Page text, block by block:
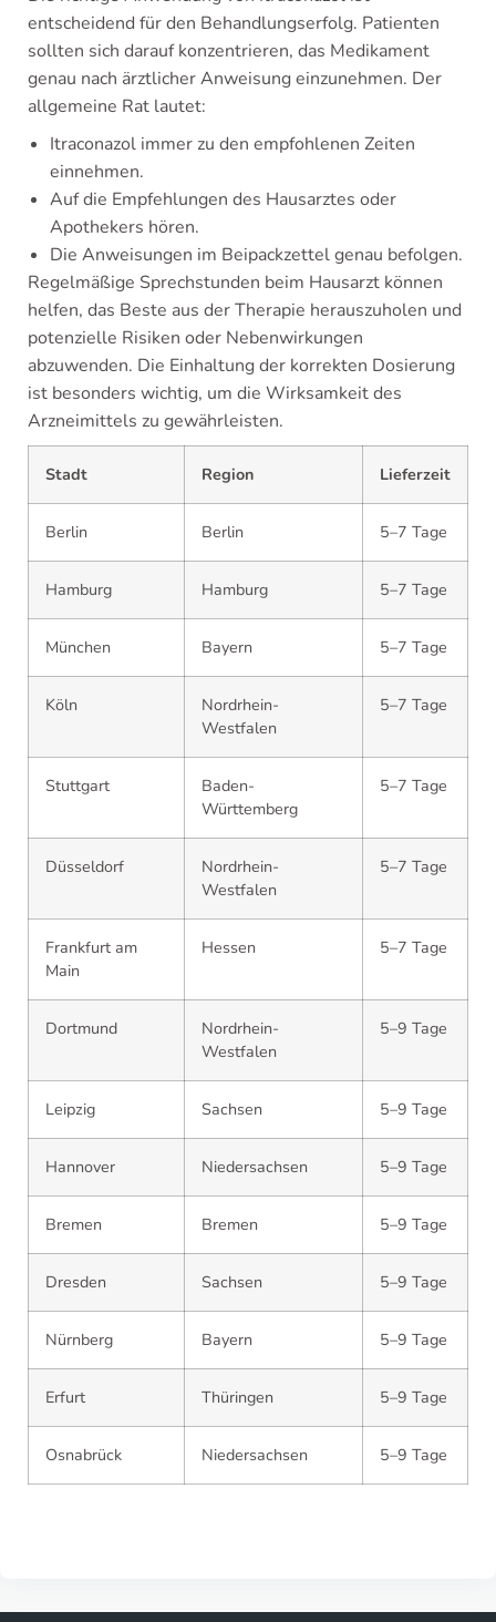
entscheidend für den Behandlungserfolg. Patienten
sollten sich darauf konzentrieren, das Medikament
genau nach ärztlicher Anweisung einzunehmen. Der
allgemeine Rat lautet:
Itraconazol immer zu den empfohlenen Zeiten
einnehmen.
Auf die Empfehlungen des Hausarztes oder
Apothekers hören.
Die Anweisungen im Beipackzettel genau befolgen.
Regelmäßige Sprechstunden beim Hausarzt können
helfen, das Beste aus der Therapie herauszuholen und
potenzielle Risiken oder Nebenwirkungen
abzuwenden. Die Einhaltung der korrekten Dosierung
ist besonders wichtig, um die Wirksamkeit des
Arzneimittels zu gewährleisten.
Stadt Region Lieferzeit
Berlin Berlin 5–7 Tage
Hamburg Hamburg 5–7 Tage
München Bayern 5–7 Tage
Köln
Nordrhein-
Westfalen
5–7 Tage
Stuttgart
Baden-
Württemberg
5–7 Tage
Düsseldorf
Nordrhein-
Westfalen
5–7 Tage
Frankfurt am
Main
Hessen 5–7 Tage
Dortmund
Nordrhein-
Westfalen
5–9 Tage
Leipzig Sachsen 5–9 Tage
Hannover Niedersachsen 5–9 Tage
Bremen Bremen 5–9 Tage
Dresden Sachsen 5–9 Tage
Nürnberg Bayern 5–9 Tage
Erfurt Thüringen 5–9 Tage
Osnabrück Niedersachsen 5–9 Tage